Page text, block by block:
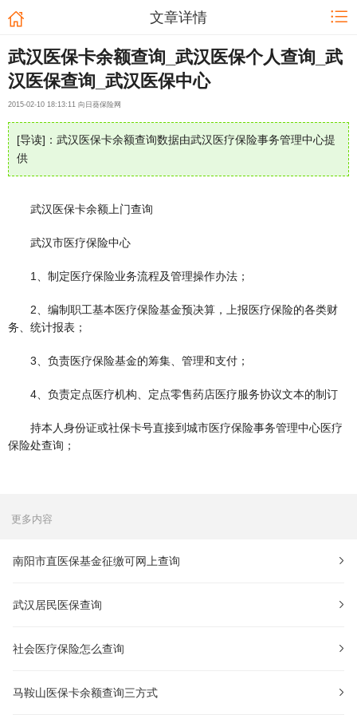
文章详情
武汉医保卡余额查询_武汉医保个人查询_武
汉医保查询_武汉医保中心
2015-02-10 18:13:11 向日葵保险网
[导读]：武汉医保卡余额查询数据由武汉医疗保险事务管理中心提
供
武汉医保卡余额上门查询
武汉市医疗保险中心
1、制定医疗保险业务流程及管理操作办法；
2、编制职工基本医疗保险基金预决算，上报医疗保险的各类财
务、统计报表；
3、负责医疗保险基金的筹集、管理和支付；
4、负责定点医疗机构、定点零售药店医疗服务协议文本的制订
持本人身份证或社保卡号直接到城市医疗保险事务管理中心医疗
保险处查询；
更多内容
南阳市直医保基金征缴可网上查询
武汉居民医保查询
社会医疗保险怎么查询
马鞍山医保卡余额查询三方式